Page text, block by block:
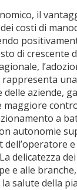
il
costi di
di crescente
delle aziende,
a
autonomie
delicatezza
e alle
salute della